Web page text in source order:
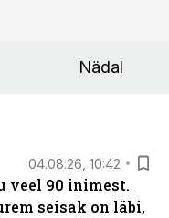
Nädal
04.08.26, 10:42
veel 90 inimest.
seisak on läbi,